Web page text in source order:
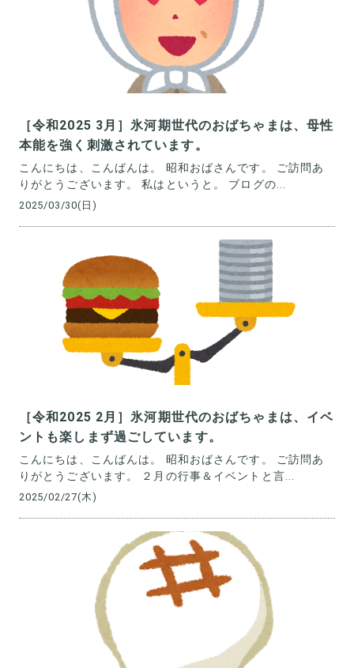
［令和2025 3月］氷河期世代のおばちゃまは、母性
本能を強く刺激されています。
こんにちは、こんばんは。 昭和おばさんです。 ご訪問あ
りがとうございます。 私はというと。 ブログの...
2025/03/30(日)
［令和2025 2月］氷河期世代のおばちゃまは、イベ
ントも楽しまず過ごしています。
こんにちは、こんばんは。 昭和おばさんです。 ご訪問あ
りがとうございます。 ２月の行事＆イベントと言...
2025/02/27(木)